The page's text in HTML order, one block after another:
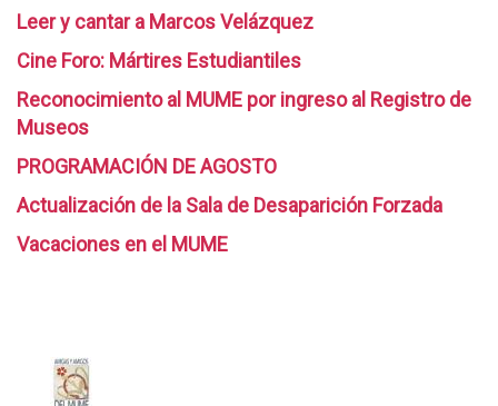
Leer y cantar a Marcos Velázquez
Cine Foro: Mártires Estudiantiles
Reconocimiento al MUME por ingreso al Registro de
Museos
PROGRAMACIÓN DE AGOSTO
Actualización de la Sala de Desaparición Forzada
Vacaciones en el MUME